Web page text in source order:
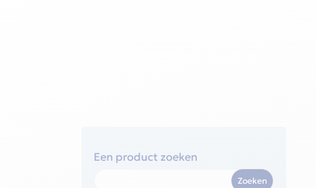
Een product zoeken